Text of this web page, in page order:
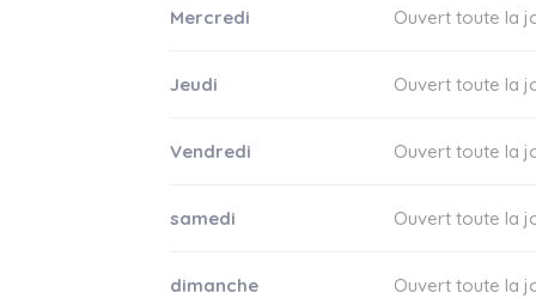
Mercredi Ouvert toute la
Jeudi Ouvert toute la
Vendredi Ouvert toute la
samedi Ouvert toute la
dimanche Ouvert toute la